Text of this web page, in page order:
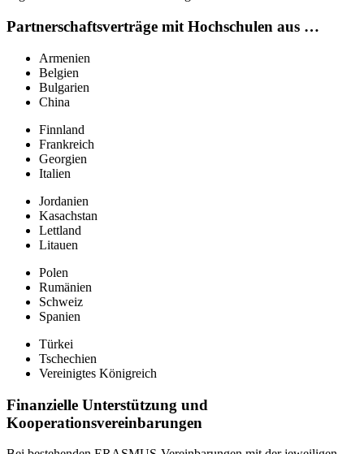
Partnerschaftsverträge mit Hochschulen aus …
Armenien
Belgien
Bulgarien
China
Finnland
Frankreich
Georgien
Italien
Jordanien
Kasachstan
Lettland
Litauen
Polen
Rumänien
Schweiz
Spanien
Türkei
Tschechien
Vereinigtes Königreich
Finanzielle Unterstützung und
Kooperationsvereinbarungen